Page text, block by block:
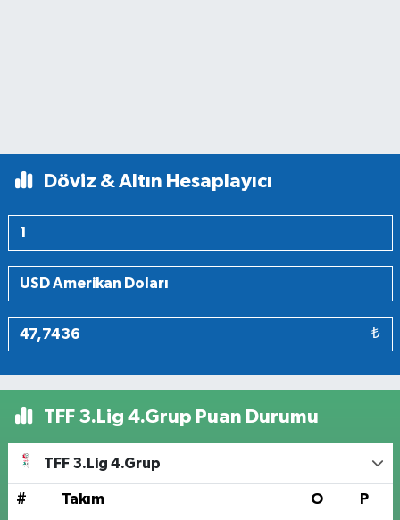
Döviz & Altın Hesaplayıcı
₺
TFF 3.Lig 4.Grup Puan Durumu
TFF 3.Lig 4.Grup
# Takım O P